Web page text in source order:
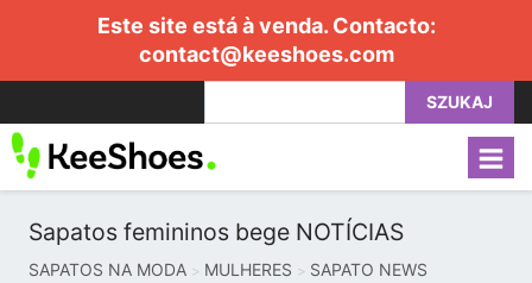
Este site está à venda. Contacto:
contact@keeshoes.com
SZUKAJ
Sapatos femininos bege NOTÍCIAS
SAPATOS NA MODA MULHERES SAPATO NEWS